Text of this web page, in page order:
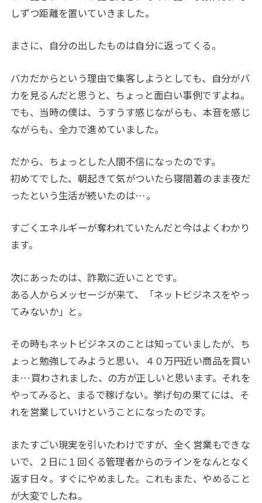
しずつ距離を置いていきました。
まさに、自分の出したものは自分に返ってくる。
バカだからという理由で集客しようとしても、自分がバ
カを見るんだと思うと、ちょっと面白い事例ですよね。
でも、当時の僕は、うすうす感じながらも、本音を感じ
ながらも、全力で進めていました。
だから、ちょっとした人間不信になったのです。
初めてでした、朝起きて気がついたら寝間着のまま夜だ
ったという生活が続いたのは…。
すごくエネルギーが奪われていたんだと今はよくわかり
ます。
次にあったのは、詐欺に近いことです。
ある人からメッセージが来て、「ネットビジネスをやっ
てみないか」と。
その時もネットビジネスのことは知っていましたが、ち
ょっと勉強してみようと思い、４０万円近い商品を買い
ま… 買わされました、の方が正しいと思います。それを
やってみると、まるで稼げない。挙げ句の果てには、そ
れを営業していけということになったのです。
またすごい現実を引いたわけですが、全く営業もできな
いで、２日に１回くる管理者からのラインをなんとなく
返す日々。すぐにやめました。これもまた、やめること
が大変でしたね。